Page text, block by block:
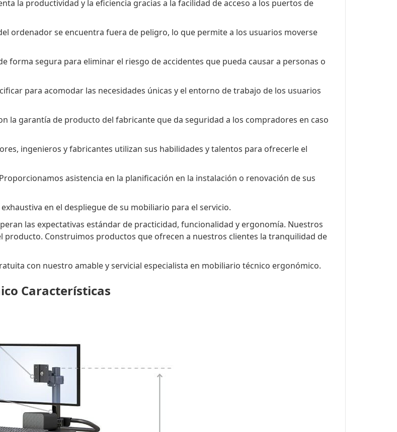
la productividad y la eficiencia gracias a la facilidad de acceso a los puertos de
ordenador se encuentra fuera de peligro, lo que permite a los usuarios moverse
forma segura para eliminar el riesgo de accidentes que pueda causar a personas o
para acomodar las necesidades únicas y el entorno de trabajo de los usuarios
la garantía de producto del fabricante que da seguridad a los compradores en caso
ingenieros y fabricantes utilizan sus habilidades y talentos para ofrecerle el
Proporcionamos asistencia en la planificación en la instalación o renovación de sus
en el despliegue de su mobiliario para el servicio.
las expectativas estándar de practicidad, funcionalidad y ergonomía. Nuestros
Construimos productos que ofrecen a nuestros clientes la tranquilidad de
con nuestro amable y servicial especialista en mobiliario técnico ergonómico.
Características